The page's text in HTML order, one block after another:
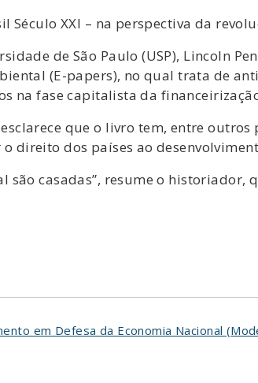
Século XXI – na perspectiva da
de São Paulo (USP), Lincoln
(E-papers), no qual trata de
na fase capitalista da
esclarece que o livro tem, entre
direito dos países ao
são casadas”, resume o historiador,
em Defesa da Economia Nacional